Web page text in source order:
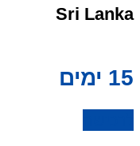
Sri Lanka
15 ימים